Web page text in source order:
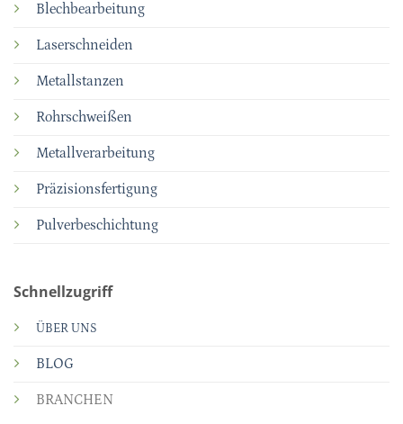
Blechbearbeitung
Laserschneiden
Metallstanzen
Rohrschweißen
Metallverarbeitung
Präzisionsfertigung
Pulverbeschichtung
Schnellzugriff
ÜBER UNS
BLOG
BRANCHEN